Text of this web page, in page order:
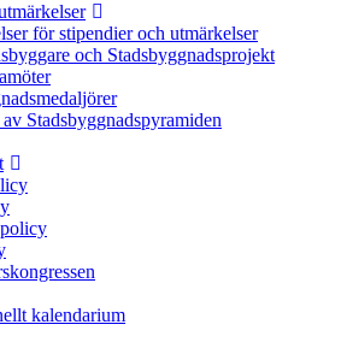
för stipendier och utmärkelser
och Stadsbyggnadsprojekt
Stadsbyggnadspyramiden
kalendarium